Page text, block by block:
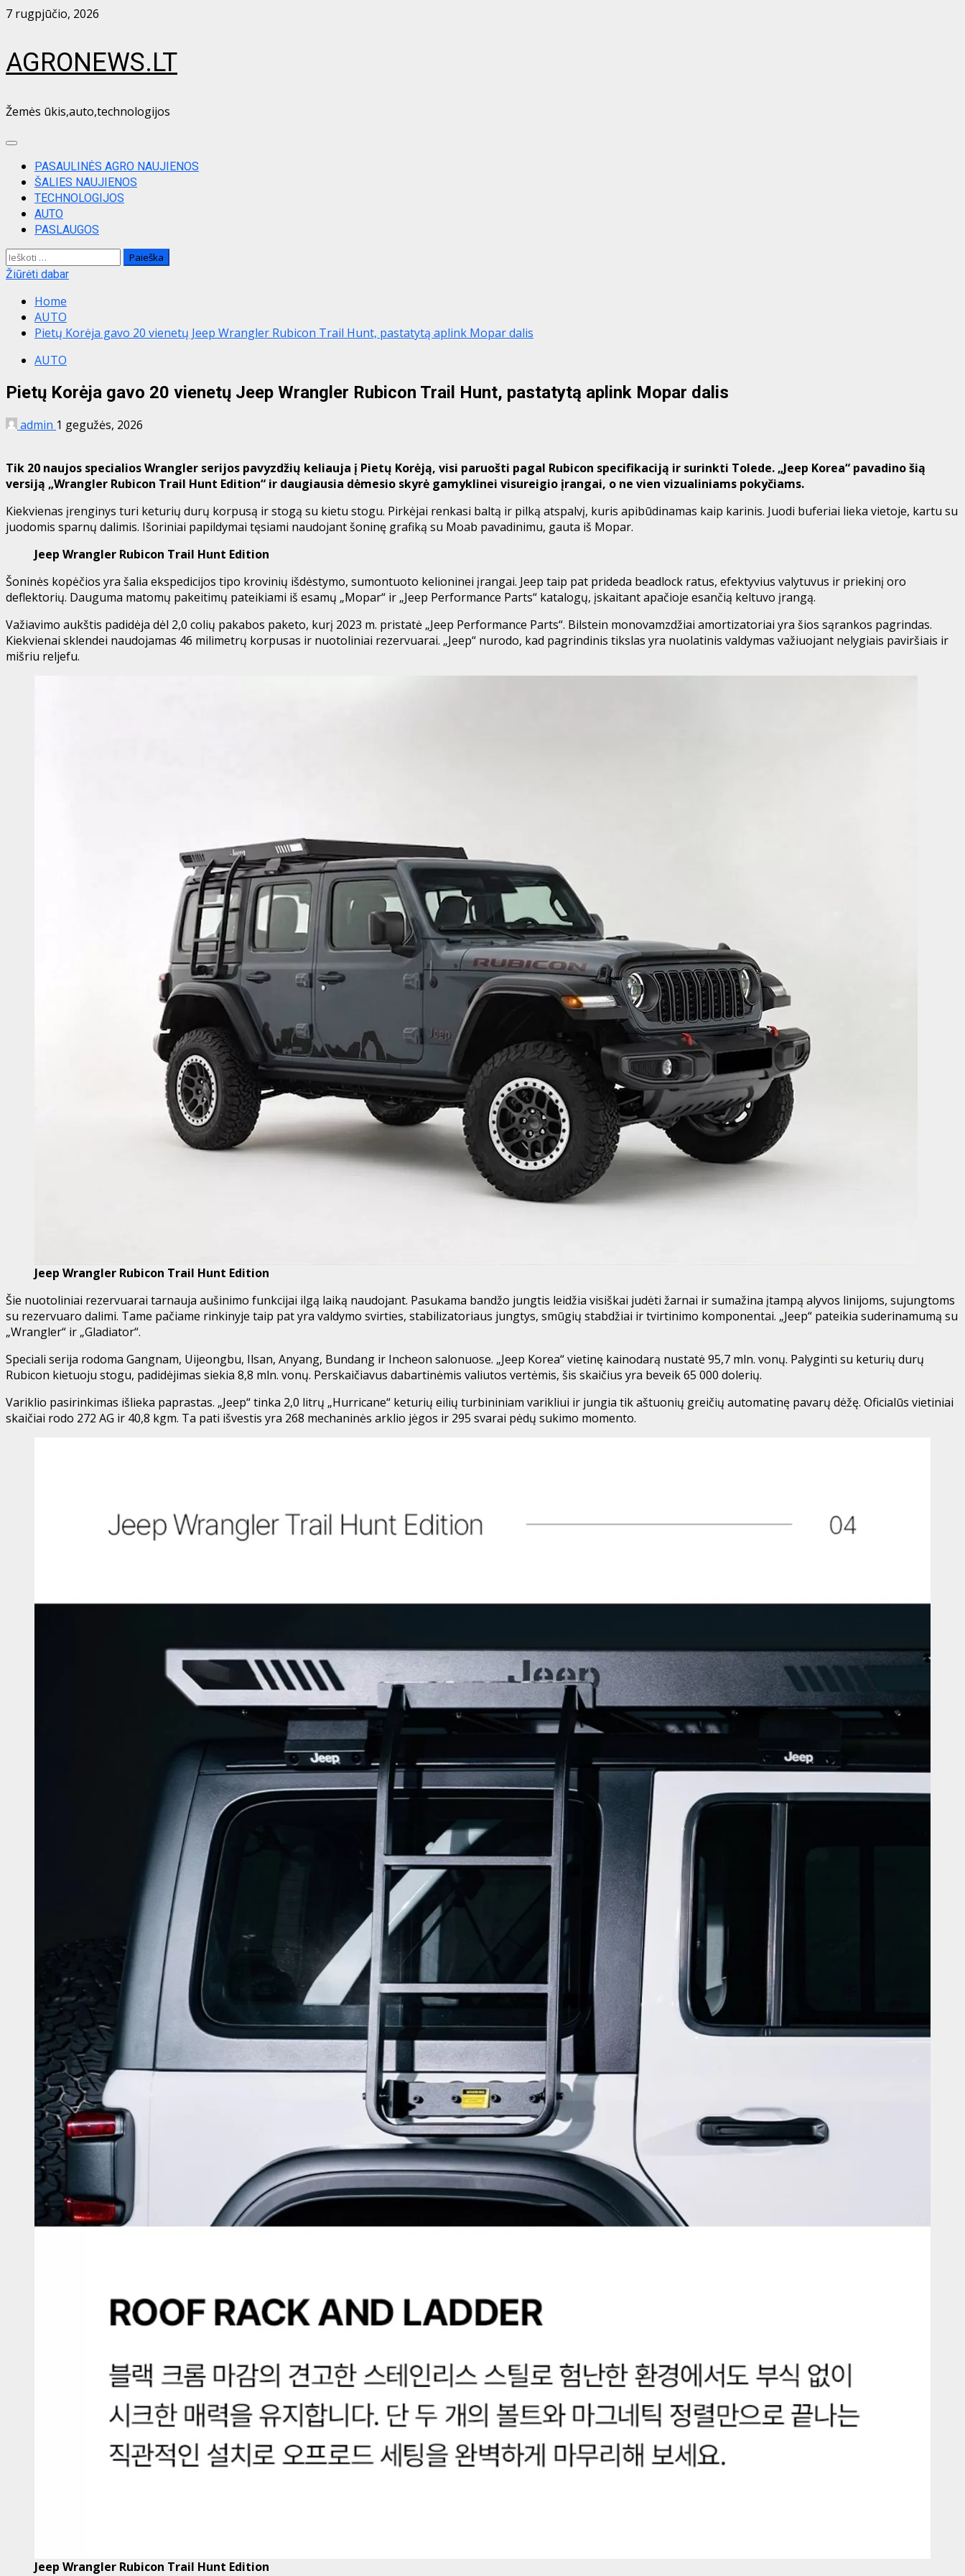
Skip
7 rugpjūčio, 2026
AGRONEWS.LT
Žemės ūkis,auto,technologijos
Primary
MenuPASAULINĖS AGRO NAUJIENOS
ŠALIES NAUJIENOS
TECHNOLOGIJOS
AUTO
PASLAUGOS
Ieškoti:
Žiūrėti dabar
Home
AUTO
Pietų Korėja gavo 20 vienetų Jeep Wrangler Rubicon Trail Hunt, pastatytą aplink Mopar dalis
AUTO
Pietų Korėja gavo 20 vienetų Jeep Wrangler Rubicon Trail Hunt, pastatytą aplink Mopar dalis
admin 1 gegužės, 2026
Tik 20 naujos specialios Wrangler serijos pavyzdžių keliauja į Pietų Korėją, visi paruošti pagal Rubicon specifikaciją ir surinkti Tolede. „Jeep Korea“ pavadino šią
versiją „Wrangler Rubicon Trail Hunt Edition“ ir daugiausia dėmesio skyrė gamyklinei visureigio įrangai, o ne vien vizualiniams pokyčiams.
Kiekvienas įrenginys turi keturių durų korpusą ir stogą su kietu stogu. Pirkėjai renkasi baltą ir pilką atspalvį, kuris apibūdinamas kaip karinis. Juodi buferiai lieka vietoje, kartu su
juodomis sparnų dalimis. Išoriniai papildymai tęsiami naudojant šoninę grafiką su Moab pavadinimu, gauta iš Mopar.
Jeep Wrangler Rubicon Trail Hunt Edition
Šoninės kopėčios yra šalia ekspedicijos tipo krovinių išdėstymo, sumontuoto kelioninei įrangai. Jeep taip pat prideda beadlock ratus, efektyvius valytuvus ir priekinį oro
deflektorių. Dauguma matomų pakeitimų pateikiami iš esamų „Mopar“ ir „Jeep Performance Parts“ katalogų, įskaitant apačioje esančią keltuvo įrangą.
Važiavimo aukštis padidėja dėl 2,0 colių pakabos paketo, kurį 2023 m. pristatė „Jeep Performance Parts“. Bilstein monovamzdžiai amortizatoriai yra šios sąrankos pagrindas.
Kiekvienai sklendei naudojamas 46 milimetrų korpusas ir nuotoliniai rezervuarai. „Jeep“ nurodo, kad pagrindinis tikslas yra nuolatinis valdymas važiuojant nelygiais paviršiais ir
mišriu reljefu.
Jeep Wrangler Rubicon Trail Hunt Edition
Šie nuotoliniai rezervuarai tarnauja aušinimo funkcijai ilgą laiką naudojant. Pasukama bandžo jungtis leidžia visiškai judėti žarnai ir sumažina įtampą alyvos linijoms, sujungtoms
su rezervuaro dalimi. Tame pačiame rinkinyje taip pat yra valdymo svirties, stabilizatoriaus jungtys, smūgių stabdžiai ir tvirtinimo komponentai. „Jeep“ pateikia suderinamumą su
„Wrangler“ ir „Gladiator“.
Speciali serija rodoma Gangnam, Uijeongbu, Ilsan, Anyang, Bundang ir Incheon salonuose. „Jeep Korea“ vietinę kainodarą nustatė 95,7 mln. vonų. Palyginti su keturių durų
Rubicon kietuoju stogu, padidėjimas siekia 8,8 mln. vonų. Perskaičiavus dabartinėmis valiutos vertėmis, šis skaičius yra beveik 65 000 dolerių.
Variklio pasirinkimas išlieka paprastas. „Jeep“ tinka 2,0 litrų „Hurricane“ keturių eilių turbininiam varikliui ir jungia tik aštuonių greičių automatinę pavarų dėžę. Oficialūs vietiniai
skaičiai rodo 272 AG ir 40,8 kgm. Ta pati išvestis yra 268 mechaninės arklio jėgos ir 295 svarai pėdų sukimo momento.
Jeep Wrangler Rubicon Trail Hunt Edition